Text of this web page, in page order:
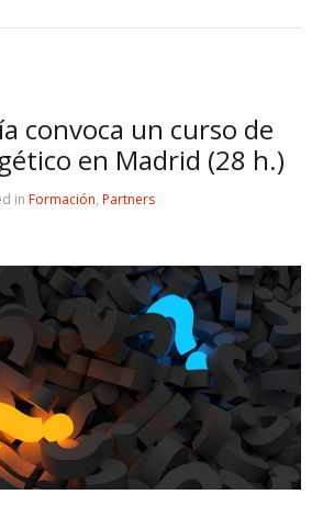
convoca un curso de
en Madrid (28 h.)
in Formación, Partners